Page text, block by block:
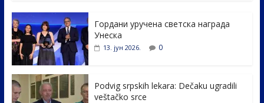
e
b
o
o
k
itt
er e
dI
e
Гордани уручена светска награда
Унеска
13. јун 2026. 0
Podvig srpskih lekara: Dečaku ugradili
veštačko srce